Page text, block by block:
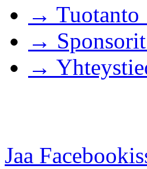
→
→
→
Jaa